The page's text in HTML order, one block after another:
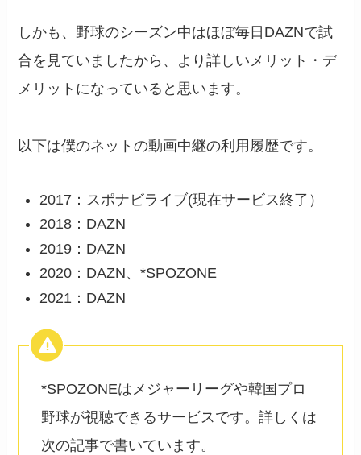
しかも、野球のシーズン中はほぼ毎日DAZNで試
合を見ていましたから、より詳しいメリット・デ
メリットになっていると思います。
以下は僕のネットの動画中継の利用履歴です。
2017：スポナビライブ(現在サービス終了）
2018：DAZN
2019：DAZN
2020：DAZN、*SPOZONE
2021：DAZN
*SPOZONEはメジャーリーグや韓国プロ
野球が視聴できるサービスです。詳しくは
次の記事で書いています。